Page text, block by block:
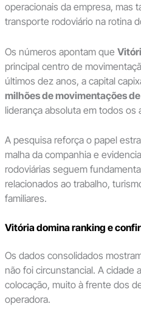
operacionais da empresa, mas
transporte rodoviário na rotina
Os números apontam que
principal centro de
últimos dez anos, a capital
milhões de movimentações
liderança absoluta em todos os
A pesquisa reforça o papel
malha da companhia e
rodoviárias seguem
relacionados ao trabalho,
familiares.
Vitória domina ranking e
Os dados consolidados
não foi circunstancial. A cidade
colocação, muito à frente dos
operadora.